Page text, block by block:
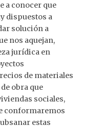
a conocer que
dispuestos a
solución a
nos aquejan,
jurídica en
de materiales
obra que
sociales,
conformaremos
estas